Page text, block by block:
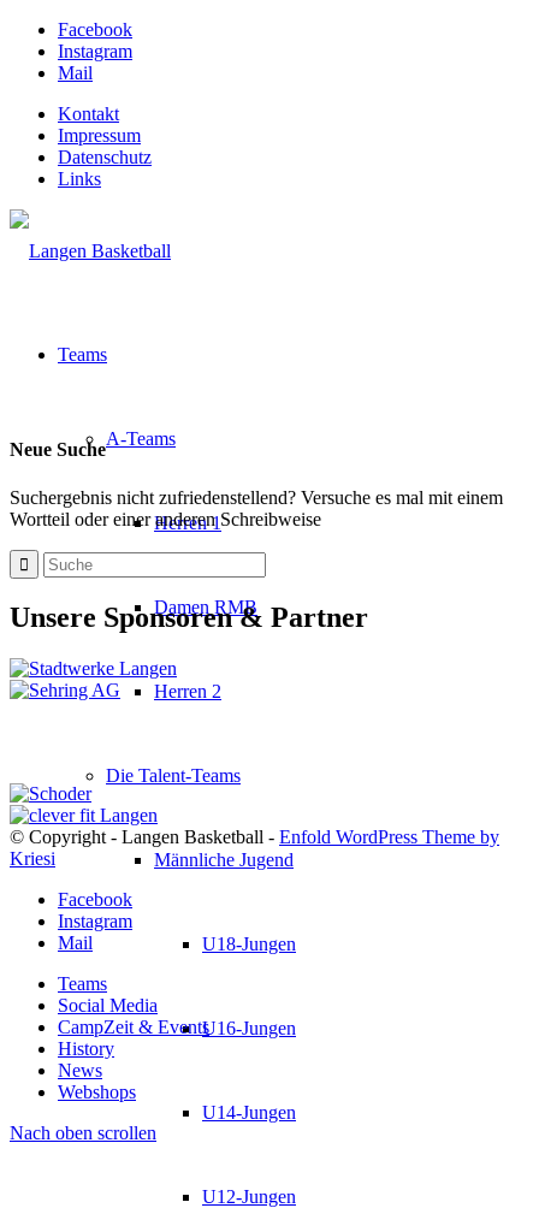
Facebook
Instagram
Mail
Kontakt
Impressum
Datenschutz
Links
Teams
A-Teams
Herren 1
Damen RMB
Herren 2
Die Talent-Teams
Männliche Jugend
U18-Jungen
U16-Jungen
U14-Jungen
U12-Jungen
Neue Suche
Suchergebnis nicht zufriedenstellend? Versuche es mal mit einem
Wortteil oder einer anderen Schreibweise
Unsere Sponsoren & Partner
© Copyright - Langen Basketball - Enfold WordPress Theme by
Kriesi
Facebook
Instagram
Mail
Teams
Social Media
CampZeit & Events
History
News
Webshops
Nach oben scrollen